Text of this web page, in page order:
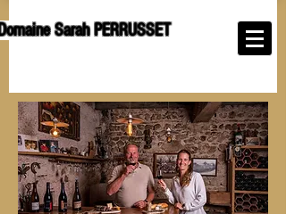
Sarah PERRUSSET